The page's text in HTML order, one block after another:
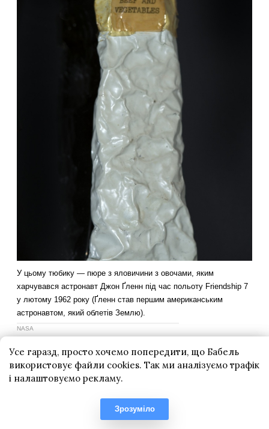
Усе гаразд, просто хочемо попередити, що Бабель
використовує файли cookies. Так ми аналізуємо трафік
і налаштовуємо рекламу.
Зрозуміло